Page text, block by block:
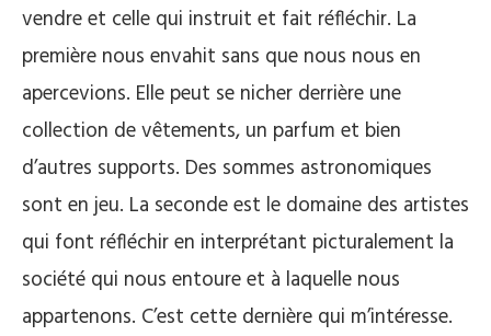
vendre et celle qui instruit et fait réfléchir. La
première nous envahit sans que nous nous en
apercevions. Elle peut se nicher derrière une
collection de vêtements, un parfum et bien
d’autres supports. Des sommes astronomiques
sont en jeu. La seconde est le domaine des artistes
qui font réfléchir en interprétant picturalement la
société qui nous entoure et à laquelle nous
appartenons. C’est cette dernière qui m’intéresse.